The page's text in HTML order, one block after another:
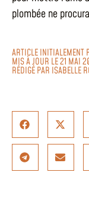
plombée ne
ARTICLE
MIS À JOUR LE 21 MAI
RÉDIGÉ PAR ISABELLE